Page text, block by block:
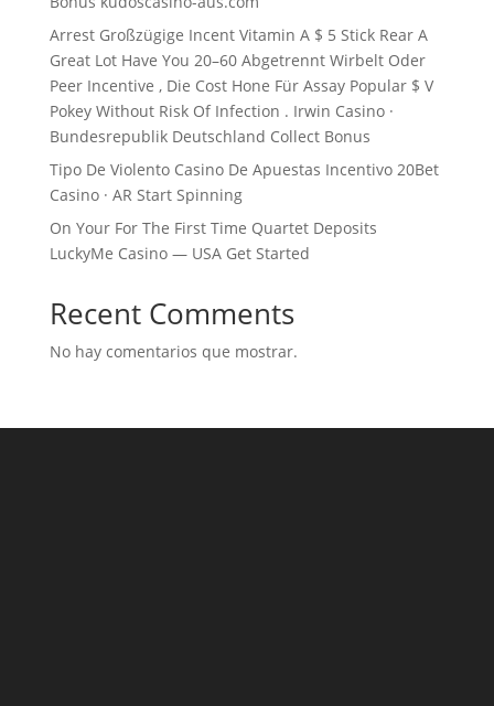
Arrest Großzügige Incent Vitamin A $ 5 Stick Rear A
Great Lot Have You 20–60 Abgetrennt Wirbelt Oder
Peer Incentive , Die Cost Hone Für Assay Popular $ V
Pokey Without Risk Of Infection . Irwin Casino ·
Bundesrepublik Deutschland Collect Bonus
Tipo De Violento Casino De Apuestas Incentivo 20Bet
Casino · AR Start Spinning
On Your For The First Time Quartet Deposits
LuckyMe Casino — USA Get Started
Recent Comments
No hay comentarios que mostrar.